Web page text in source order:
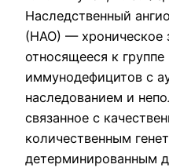
Наследственный
(НАО) — хроническое
относящееся к
иммунодефицитов с
наследованием и
связанное с
количественным
детерминированным